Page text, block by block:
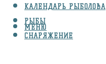
КАЛЕНДАРЬ РЫБОЛОВА
РЫБЫ
СНАРЯЖЕНИЕ
МЕНЮ